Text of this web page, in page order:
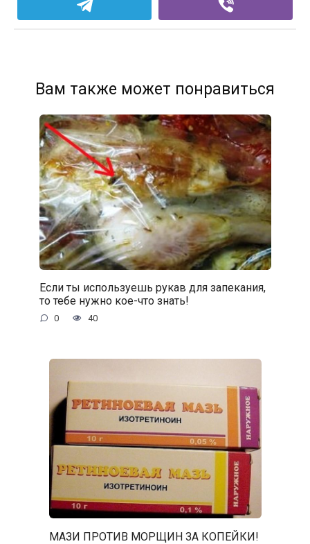
Вам также может понравиться
Если ты используешь рукав для запекания,
то тебе нужно кое-что знать!
0 40
МАЗИ ПРОТИВ МОРЩИН ЗА КОПЕЙКИ!